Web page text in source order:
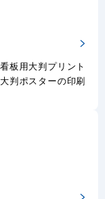
板用大判プリント
判ポスターの印刷